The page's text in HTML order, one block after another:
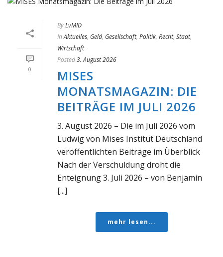
0
ByLvMID
In Aktuelles, Geld, Gesellschaft, Politik, Recht, Staat,
Wirtschaft
Posted3. August 2026
MISES
MONATSMAGAZIN: DIE
BEITRÄGE IM JULI 2026
3. August 2026 – Die im Juli 2026 vom
Ludwig von Mises Institut Deutschland
veröffentlichten Beiträge im Überblick
Nach der Verschuldung droht die
Enteignung 3. Juli 2026 – von Benjamin
[...]
mehr lesen...